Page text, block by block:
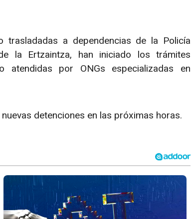
trasladadas a dependencias de la Policía
la Ertzaintza, han iniciado los trámites
atendidas por ONGs especializadas en
detenciones en las próximas horas.